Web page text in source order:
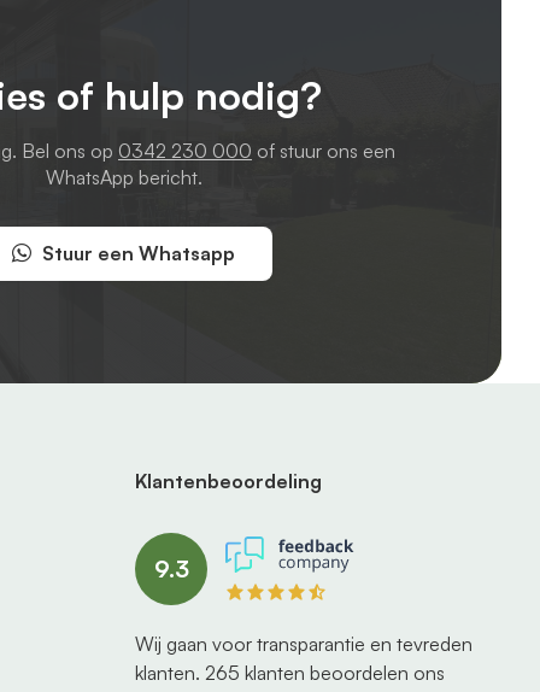
of hulp nodig?
Bel ons op 0342 230 000 of stuur ons een
WhatsApp bericht.
Stuur een Whatsapp
Klantenbeoordeling
9.3
Wij gaan voor transparantie en tevreden
klanten. 265 klanten beoordelen ons